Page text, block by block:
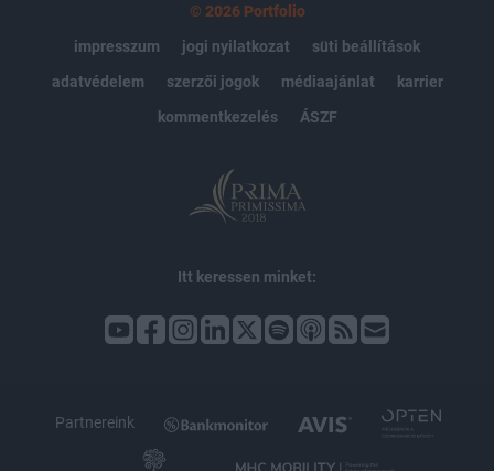
© 2026 Portfolio
impresszum
jogi nyilatkozat
süti beállítások
adatvédelem
szerzői jogok médiaajánlat
karrier
kommentkezelés
ÁSZF
Itt keressen minket:
Partnereink